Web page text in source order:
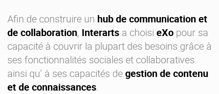
Afin de construire un hub de communication et
de collaboration, Interarts a choisi eXo pour sa
capacité à couvrir la plupart des besoins grâce à
ses fonctionnalités sociales et collaboratives
ainsi qu’ à ses capacités degestion de contenu
et de connaissances.